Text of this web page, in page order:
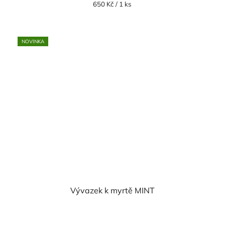
Měrná
650 Kč / 1 ks
NOVINKA
Vývazek k myrtě MINT